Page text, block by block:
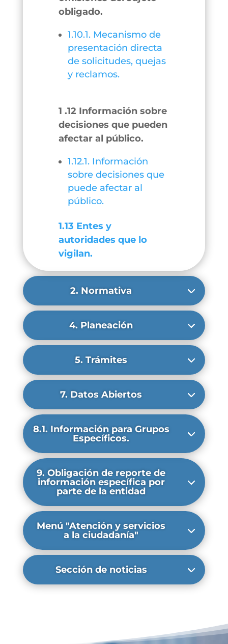
obligado.
1.10.1. Mecanismo de
presentación directa
de solicitudes, quejas
y reclamos.
1 .12 Información sobre
decisiones que pueden
afectar al público.
1.12.1. Información
sobre decisiones que
puede afectar al
público.
1.13 Entes y
autoridades que lo
vigilan.
2. Normativa
4. Planeación
5. Trámites
7. Datos Abiertos
8.1. Información para Grupos
Específicos.
9. Obligación de reporte de
información específica por
parte de la entidad
Menú "Atención y servicios
a la ciudadanía"
Sección de noticias